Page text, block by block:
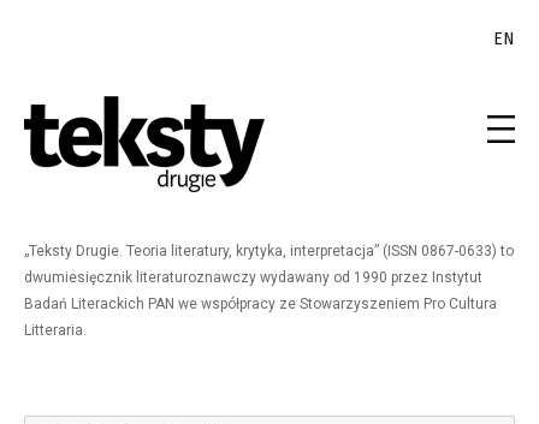
EN
„Teksty Drugie. Teoria literatury, krytyka, interpretacja” (ISSN 0867-0633) to
dwumiesięcznik literaturoznawczy wydawany od 1990 przez Instytut
Badań Literackich PAN we współpracy ze Stowarzyszeniem Pro Cultura
Litteraria.